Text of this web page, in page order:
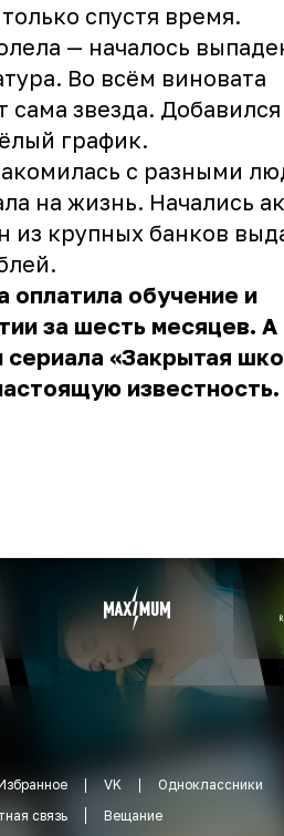
спустя время.
— началось
Во всём виновата
сама звезда.
график.
с разными
на жизнь. Начались
из крупных банков
оплатила обучение и
за шесть месяцев. А
сериала «Закрытая
известность.
VK
Одноклассники
связь Вещание